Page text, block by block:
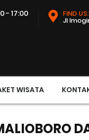
- 17:00 FIND US:
Jl
WISATA